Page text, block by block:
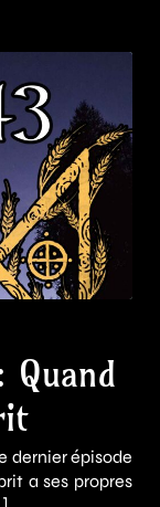
Quand
dernier épisode
a ses propres